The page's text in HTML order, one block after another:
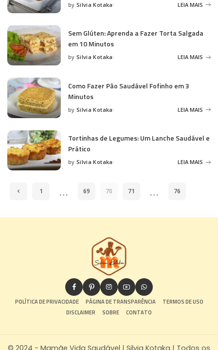
Posted
by Silvia Kotaka LEIA MAIS
Sem Glúten: Aprenda a Fazer Torta Salgada
em 10 Minutos
Posted
by Silvia Kotaka LEIA MAIS
Como Fazer Pão Saudável Fofinho em 3
Minutos
Posted
by Silvia Kotaka LEIA MAIS
Tortinhas de Legumes: Um Lanche Saudável e
Prático
Posted
by Silvia Kotaka LEIA MAIS
1 … 69 70 71 … 76
POLÍTICA DE PRIVACIDADE PÁGINA DE TRANSPARÊNCIA
TERMOS DE USO
DISCLAIMER
SOBRE CONTATO
© 2024 - Mamãe Vida Saudável | Silvia Kotaka | Todos os